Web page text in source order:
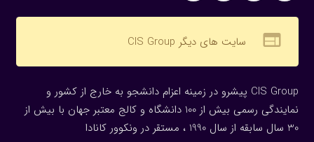
web سایت های دیگر CIS Group
CIS Group پیشرو در زمینه اعزام دانشجو به خارج از کشور و
نمایندگی رسمی بیش از 100 دانشگاه و کالج معتبر جهان با بیش از
30 سال سابقه از سال 1990 ، مستقر در ونکوور کانادا